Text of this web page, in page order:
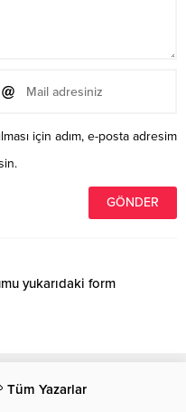
için adım, e-posta adresim
yukarıdaki form
Tüm Yazarlar